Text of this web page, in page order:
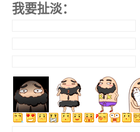
我要扯淡：